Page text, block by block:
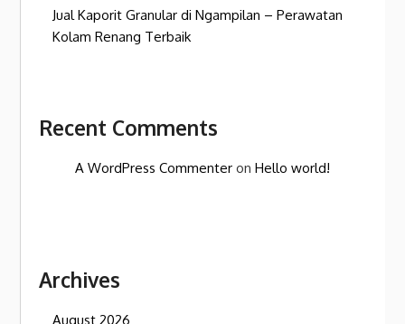
Jual Kaporit Granular di Ngampilan – Perawatan
Kolam Renang Terbaik
Recent Comments
A WordPress Commenter onHello world!
Archives
August 2026